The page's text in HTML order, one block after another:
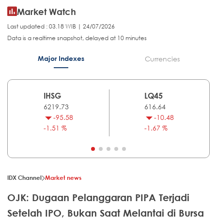
Market Watch
Last updated : 03.18 WIB | 24/07/2026
Data is a realtime snapshot, delayed at 10 minutes
Major Indexes Currencies
IHSG
6219.73
-95.58
-1.51 %
LQ45
616.64
-10.48
-1.67 %
IDX Channel Market news
OJK: Dugaan Pelanggaran PIPA Terjadi
Setelah IPO, Bukan Saat Melantai di Bursa